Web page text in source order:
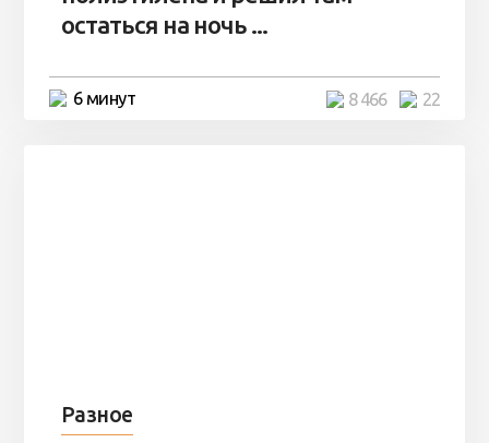
остаться на ночь ...
6 минут 22
8 466
Разное